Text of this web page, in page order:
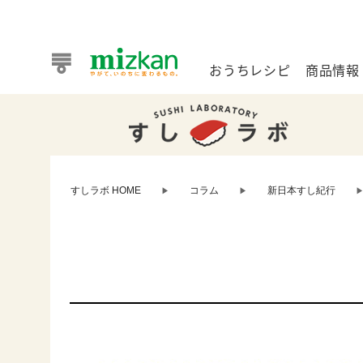
おうちレシピ
おうちレシピ
商品情報
商品情報 トップ
企業情報 トップ
お客様相談センター トップ
ミツカン公式通販
すしラボ HOME ▶ コラム ▶ 新日本すし紀行 ▶